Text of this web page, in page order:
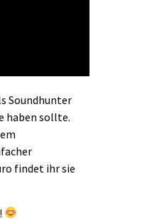
Soundhunter
haben sollte.
findet ihr sie